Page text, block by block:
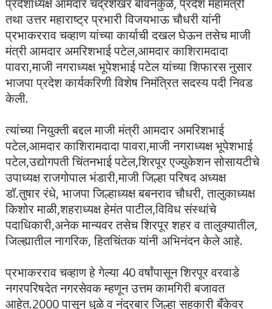
प्रदेशाध्यक्ष आमदार चंद्रशेखर बावनकुळे, प्रदेश महामंत्री
तथा उत्तर महाराष्ट्र प्रभारी विजयभाऊ चौधरी यांनी
प्रभाकरराव चव्हाण यांच्या कार्याची दखल घेऊन तसेच माजी
मंत्री आमदार अमरिशभाई पटेल,आमदार काशिरामदादा
पावरा,माजी नगराध्यक्ष भूपेशभाई पटेल यांच्या शिफारस नुसार
भाजपा प्रदेश कार्यकरिणी विशेष निमंत्रित सदस्य पदी निवड
केली.
त्यांच्या नियुक्ती बद्दल माजी मंत्री आमदार अमरिशभाई
पटेल,आमदार काशिरामदादा पावरा,माजी नगराध्यक्ष भूपेशभाई
पटेल,उद्योगपती चिंतनभाई पटेल,शिरपूर एज्युकेशन सोसायटीचे
उपाध्यक्ष राजगोपाल भंडारी,माजी जिल्हा परिषद अध्यक्ष
डॉ.तुषार रंधे, भाजपा जिल्हाध्यक्ष बबनराव चौधरी, तालुकाध्यक्ष
किशोर माळी,शहराध्यक्ष हेमंत पाटील,विविध संस्थांचे
पदाधिकारी,अनेक मान्यवर तसेच शिरपूर शहर व तालुक्यातील,
जिल्ह्यातील नागरिक, हितचिंतक यांनी अभिनंदन केले आहे.
प्रभाकरराव चव्हाण हे गेल्या 40 वर्षांपासून शिरपूर वरवाडे
नगरपरिषदेत नगरसेवक म्हणून उत्तम कामगिरी बजावत
आहेत.2000 पासून धुळे व नंदुरबार जिल्हा सहकारी बँकेवर